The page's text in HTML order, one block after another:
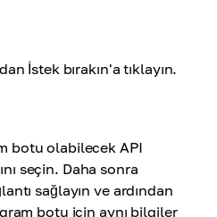
İstek bırakın'a tıklayın.
botu olabilecek API
seçin. Daha sonra
sağlayın ve ardından
botu için aynı bilgiler